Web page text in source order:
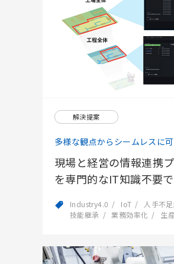
解決提案
多様な観点からシームレスに
現場と経営の情報連携
を専門的なIT知識不要
Industry4.0 IoT 人手不
技能継承
業務効率化 生